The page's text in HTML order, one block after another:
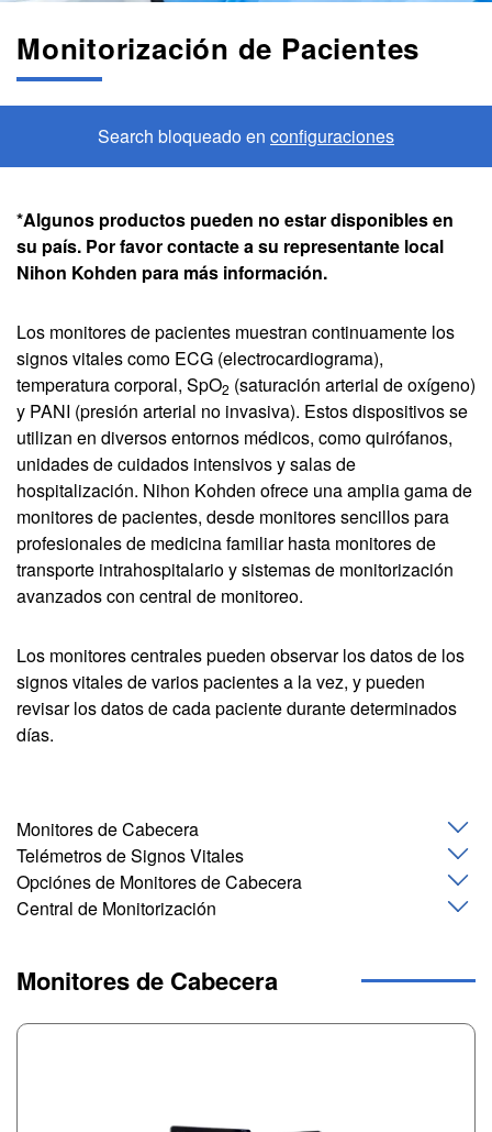
Monitorización de Pacientes
Search bloqueado en configuraciones
*Algunos productos pueden no estar disponibles en
su país. Por favor contacte a su representante local
Nihon Kohden para más información.
Los monitores de pacientes muestran continuamente los
signos vitales como ECG (electrocardiograma),
temperatura corporal, SpO2 (saturación arterial de oxígeno)
y PANI (presión arterial no invasiva). Estos dispositivos se
utilizan en diversos entornos médicos, como quirófanos,
unidades de cuidados intensivos y salas de
hospitalización. Nihon Kohden ofrece una amplia gama de
monitores de pacientes, desde monitores sencillos para
profesionales de medicina familiar hasta monitores de
transporte intrahospitalario y sistemas de monitorización
avanzados con central de monitoreo.
Los monitores centrales pueden observar los datos de los
signos vitales de varios pacientes a la vez, y pueden
revisar los datos de cada paciente durante determinados
días.
Monitores de Cabecera
Telémetros de Signos Vitales
Opciónes de Monitores de Cabecera
Central de Monitorización
Monitores de Cabecera